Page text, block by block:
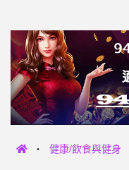
健康/飲食與健身